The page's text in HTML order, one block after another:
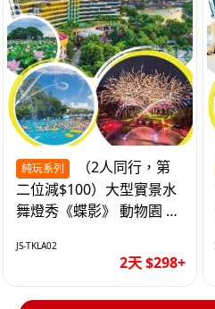
純玩系列
二位減$100）大型實景水
舞燈秀《蝶影》 動物園 水
純玩2天
JS-TKLA02
2天 $298+